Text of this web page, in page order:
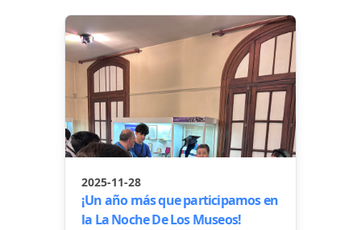
2025-11-28
¡Un año más que participamos en
la La Noche De Los Museos!